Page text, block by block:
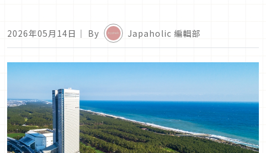
2026年05月14日 ｜ By Japaholic 編輯部